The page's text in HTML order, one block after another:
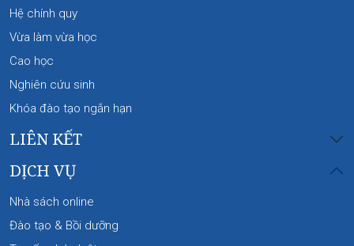
Hệ chính quy
Vừa làm vừa học
Cao học
Nghiên cứu sinh
Khóa đào tạo ngắn hạn
LIÊN KẾT
DỊCH VỤ
Nhà sách online
Đào tạo & Bồi dưỡng